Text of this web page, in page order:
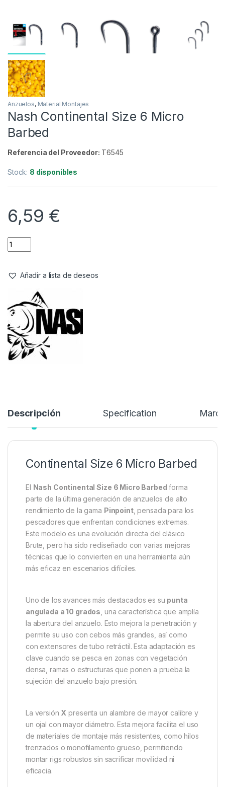
Anzuelos
Nash Continental Size 6 Micro
Barbed
Referencia del Proveedor:
8 disponibles
6,59€
Descripción Specification
ElNash Continental Size 6 Micro Barbedforma
parte de la última generación de anzuelos de alto
rendimiento de la gamaPinpoint, pensada para los
pescadores que enfrentan condiciones extremas.
Este modelo es una evolución directa del clásico
Brute, pero ha sido rediseñado con varias mejoras
técnicas que lo convierten en una herramienta aún
Uno de los avances más destacados es supunta
angulada a 10 grados, una característica que amplía
la abertura del anzuelo. Esto mejora la penetración y
permite su uso con cebos más grandes, así como
con extensores de tubo retráctil. Esta adaptación es